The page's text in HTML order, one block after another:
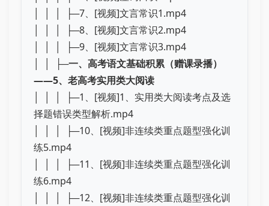
│ │ │ ├─7、[视频]文言常识1.mp4
│ │ │ ├─8、[视频]文言常识2.mp4
│ │ │ ├─9、[视频]文言常识3.mp4
│ │ ├─一、高考语文基础积累（赠课录播）
——5、老高考实用类大阅读
│ │ │ ├─1、[视频]1、实用类大阅读考点及选
择题错误类型解析.mp4
│ │ │ ├─10、[视频]非连续类重点题型强化训
练5.mp4
│ │ │ ├─11、[视频]非连续类重点题型强化训
练6.mp4
│ │ │ ├─12、[视频]非连续类重点题型强化训